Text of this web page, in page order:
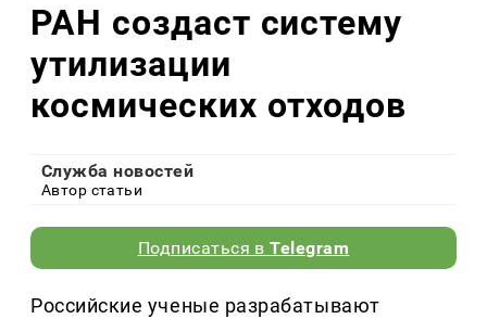
РАН создаст систему
утилизации
космических отходов
Служба новостей
Автор статьи
Подписаться вTelegram
Российские ученые разрабатывают